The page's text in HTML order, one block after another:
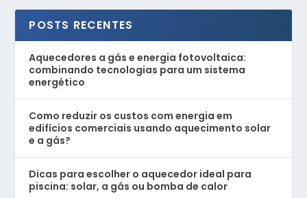
POSTS RECENTES
Aquecedores a gás e energia fotovoltaica:
combinando tecnologias para um sistema
energético
Como reduzir os custos com energia em
edifícios comerciais usando aquecimento solar
e a gás?
Dicas para escolher o aquecedor ideal para
piscina: solar, a gás ou bomba de calor